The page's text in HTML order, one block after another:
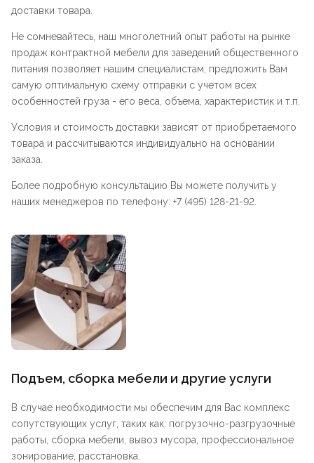
доставки товара.
Не сомневайтесь, наш многолетний опыт работы на рынке
продаж контрактной мебели для заведений общественного
питания позволяет нашим специалистам, предложить Вам
самую оптимальную схему отправки с учетом всех
особенностей груза - его веса, объема, характеристик и т.п.
Условия и стоимость доставки зависят от приобретаемого
товара и рассчитываются индивидуально на основании
заказа.
Более подробную консультацию Вы можете получить у
наших менеджеров по телефону: +7 (495) 128-21-92.
Подъем, сборка мебели и другие услуги
В случае необходимости мы обеспечим для Вас комплекс
сопутствующих услуг, таких как: погрузочно-разгрузочные
работы, сборка мебели, вывоз мусора, профессиональное
зонирование, расстановка.